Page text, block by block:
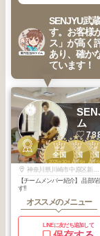
SENJYU武
す。お客様
ス」が高く
あり、確か
ています！
2
全国
2025年 10
2
全国
2025年 6月
2
全国
2025年 6月
ム
神奈川県川崎市中原区新丸子東２丁目９２４ 大谷ビル 2F
【チームメンバー紹介】 品部/岩田/池戸/小
す‼︎
オススメのメニュー
LINEに友だち追加して